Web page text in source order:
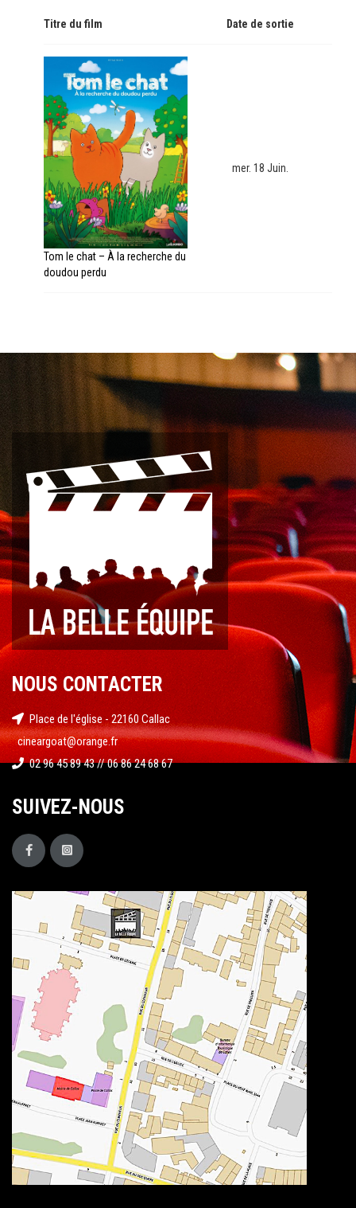
Titre du film Date de sortie
Tom le chat – À la recherche du
doudou perdu
mer. 18 Juin.
NOUS CONTACTER
Place de l'église - 22160 Callac
cineargoat@orange.fr
02 96 45 89 43 // 06 86 24 68 67
SUIVEZ-NOUS